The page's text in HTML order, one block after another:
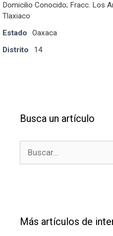
Domicilio Conocido; Fracc. Los
Tlaxiaco
Estado
Oaxaca
Distrito
14
Busca un artículo
Más artículos de